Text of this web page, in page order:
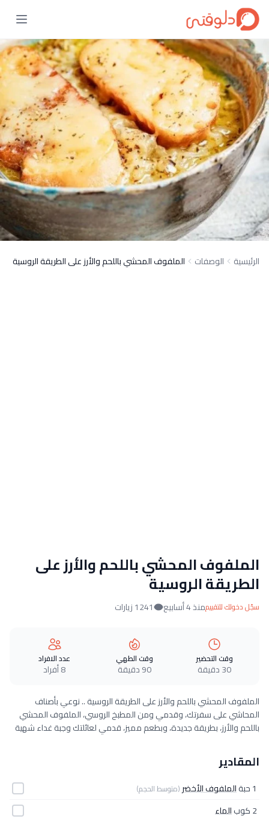
الرئيسية الوصفات الملفوف المحشي باللحم والأرز على الطريقة الروسية
الملفوف المحشي باللحم والأرز على
الطريقة الروسية
سجّل دخولك للتقييممنذ 4 أسابيع 1241 زيارات
وقت التحضير
30 دقيقة
وقت الطهي
90 دقيقة
عدد الافراد
8 أفراد
الملفوف المحشي باللحم والأرز على الطريقة الروسية .. نوعي بأصناف
المحاشي على سفرتك، وقدمي ومن المطبخ الروسي، الملفوف المحشي
باللحم والأرز، بطريقة جديدة، وبطعم مميز، قدمي لعائلتك وجبة غداء شهية
المقادير
1 حبة الملفوف الأخضر (متوسط الحجم)
2 كوب
الماء